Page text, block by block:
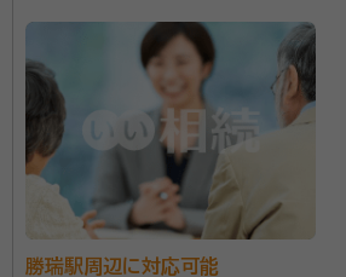
勝瑞駅周辺に対応可能